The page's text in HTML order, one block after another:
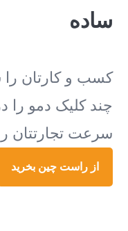
ساده
کسب و کارتان را
چند کلیک دمو را
سرعت تجارتتان را
از راست چین بخرید